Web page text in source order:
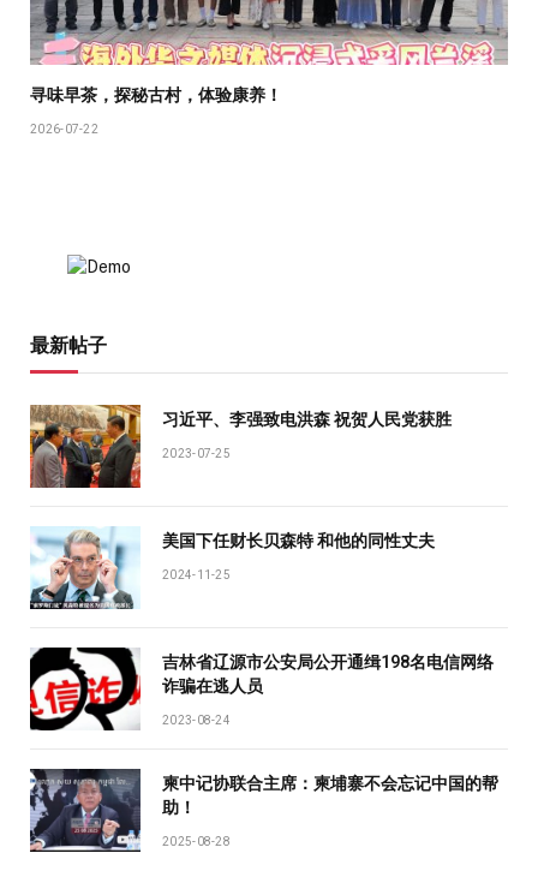
寻味早茶，探秘古村，体验康养！
2026-07-22
最新帖子
习近平、李强致电洪森 祝贺人民党获胜
2023-07-25
美国下任财长贝森特 和他的同性丈夫
2024-11-25
吉林省辽源市公安局公开通缉198名电信网络
诈骗在逃人员
2023-08-24
柬中记协联合主席：柬埔寨不会忘记中国的帮
助！
2025-08-28